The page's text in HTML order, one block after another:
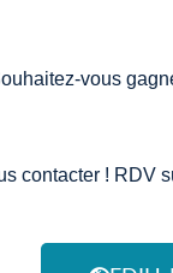
vous
contacter ! RDV